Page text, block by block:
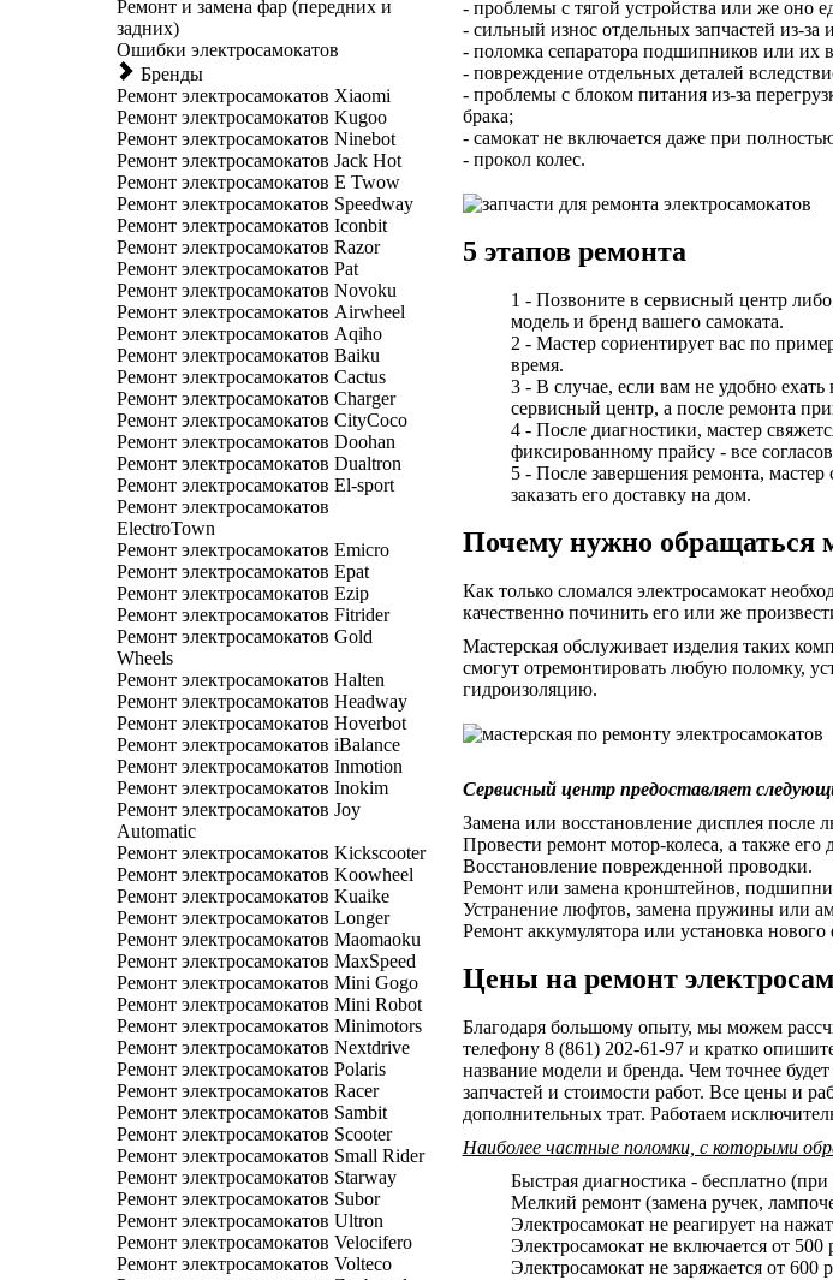
Ремонт и замена фар (передних и
задних)
Ошибки электросамокатов
Бренды
Ремонт электросамокатов Xiaomi
Ремонт электросамокатов Kugoo
Ремонт электросамокатов Ninebot
Ремонт электросамокатов Jack Hot
Ремонт электросамокатов E Twow
Ремонт электросамокатов Speedway
Ремонт электросамокатов Iconbit
Ремонт электросамокатов Razor
Ремонт электросамокатов Pat
Ремонт электросамокатов Novoku
Ремонт электросамокатов Airwheel
Ремонт электросамокатов Aqiho
Ремонт электросамокатов Baiku
Ремонт электросамокатов Cactus
Ремонт электросамокатов Charger
Ремонт электросамокатов CityCoco
Ремонт электросамокатов Doohan
Ремонт электросамокатов Dualtron
Ремонт электросамокатов El-sport
Ремонт электросамокатов
ElectroTown
Ремонт электросамокатов Emicro
Ремонт электросамокатов Epat
Ремонт электросамокатов Ezip
Ремонт электросамокатов Fitrider
Ремонт электросамокатов Gold
Wheels
Ремонт электросамокатов Halten
Ремонт электросамокатов Headway
Ремонт электросамокатов Hoverbot
Ремонт электросамокатов iBalance
Ремонт электросамокатов Inmotion
Ремонт электросамокатов Inokim
Ремонт электросамокатов Joy
Automatic
Ремонт электросамокатов Kickscooter
Ремонт электросамокатов Koowheel
Ремонт электросамокатов Kuaike
Ремонт электросамокатов Longer
Ремонт электросамокатов Maomaoku
Ремонт электросамокатов MaxSpeed
Ремонт электросамокатов Mini Gogo
Ремонт электросамокатов Mini Robot
Ремонт электросамокатов Minimotors
Ремонт электросамокатов Nextdrive
Ремонт электросамокатов Polaris
Ремонт электросамокатов Racer
Ремонт электросамокатов Sambit
Ремонт электросамокатов Scooter
Ремонт электросамокатов Small Rider
Ремонт электросамокатов Starway
Ремонт электросамокатов Subor
Ремонт электросамокатов Ultron
Ремонт электросамокатов Velocifero
Ремонт электросамокатов Volteco
- проблемы с тягой устройства или же оно
- сильный износ отдельных запчастей из-за
- поломка сепаратора подшипников или их
- повреждение отдельных деталей
- проблемы с блоком питания из-за
брака;
- самокат не включается даже при
- прокол колес.
5 этапов ремонта
1 - Позвоните в сервисный центр
модель и бренд вашего самоката.
2 - Мастер сориентирует вас по
время.
3 - В случае, если вам не удобно
сервисный центр, а после ремонта
4 - После диагностики, мастер
фиксированному прайсу - все
5 - После завершения ремонта, мастер
заказать его доставку на дом.
Почему нужно обращаться
Как только сломался электросамокат
качественно починить его или же
Мастерская обслуживает изделия таких
смогут отремонтировать любую поломку,
гидроизоляцию.
Сервисный центр предоставляет
Замена или восстановление дисплея после
Провести ремонт мотор-колеса, а также
Восстановление поврежденной проводки.
Ремонт или замена кронштейнов,
Устранение люфтов, замена пружины или
Ремонт аккумулятора или установка
Цены на ремонт
Благодаря большому опыту, мы можем
телефону 8 (861) 202-61-97 и кратко
название модели и бренда. Чем точнее
запчастей и стоимости работ. Все цены и
дополнительных трат. Работаем
Наиболее частные поломки, с которыми
Быстрая диагностика - бесплатно
Мелкий ремонт (замена ручек,
Электросамокат не реагирует на
Электросамокат не включается от 500
Электросамокат не заряжается от 600